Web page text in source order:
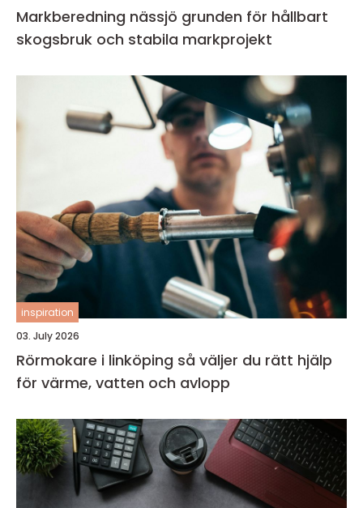
Markberedning nässjö grunden för hållbart
skogsbruk och stabila markprojekt
inspiration
03. July 2026
Rörmokare i linköping så väljer du rätt hjälp
för värme, vatten och avlopp